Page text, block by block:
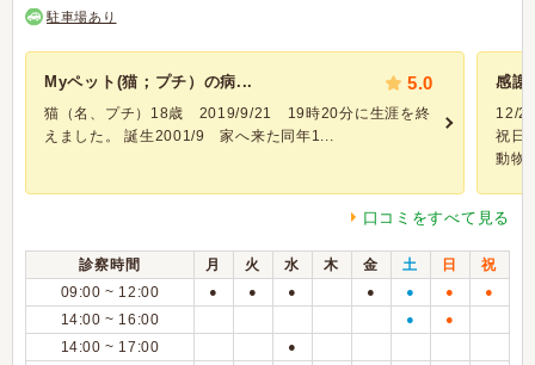
駐車場あり
Myペット(猫；プチ）の病... 5.0
猫（名、プチ）18歳 2019/9/21 19時20分に生涯を終
えました。 誕生2001/9 家へ来た同年1...
感謝
12/
祝日
動物
口コミをすべて見る
診察時間 月 火 水 木 金 土 日
祝
09:00 ~ 12:00
● ● ● ● ● ● ●
14:00 ~ 16:00 ● ●
14:00 ~ 17:00 ●